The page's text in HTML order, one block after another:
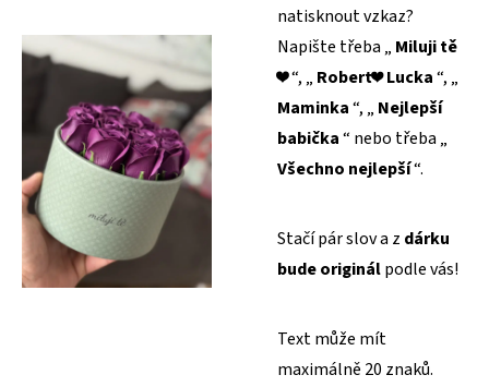
natisknout vzkaz?
Napište třeba „ Miluji tě
❤️ “, „ Robert❤️ Lucka“, „
Maminka“, „ Nejlepší
babička“ nebo třeba „
Všechno nejlepší“.
Stačí pár slov a z dárku
bude originálpodle vás!
Text může mít
maximálně 20 znaků.